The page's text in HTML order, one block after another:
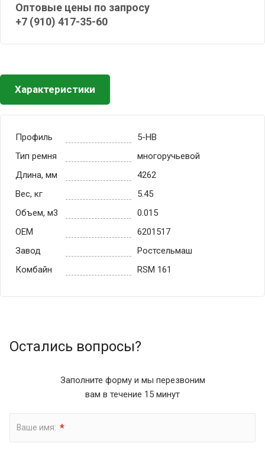
Оптовые цены по запросу
+7 (910) 417-35-60
Характеристики
Профиль
5-HB
Тип ремня
многоручьевой
Длина, мм
4262
Вес, кг
5.45
Объем, м3
0.015
OEM
6201517
Завод
Ростсельмаш
Комбайн
RSM 161
Остались вопросы?
Заполните форму и мы перезвоним
вам в течение 15 минут
Ваше имя: *